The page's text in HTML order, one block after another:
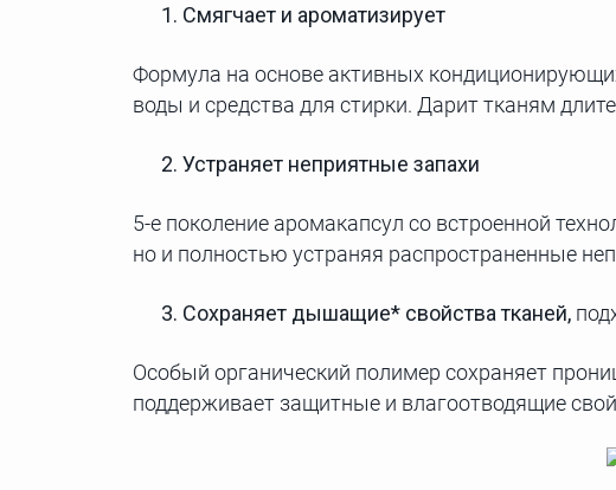
1. Смягчает и ароматизирует
Формула на основе активных
воды и средства для стирки. Дарит тканям
2. Устраняет неприятные запахи
5-е поколение аромакапсул со встроенной
но и полностью устраняя распространенные
3. Сохраняет дышащие* свойства тканей,
Особый органический полимер сохраняет
поддерживает защитные и влагоотводящие